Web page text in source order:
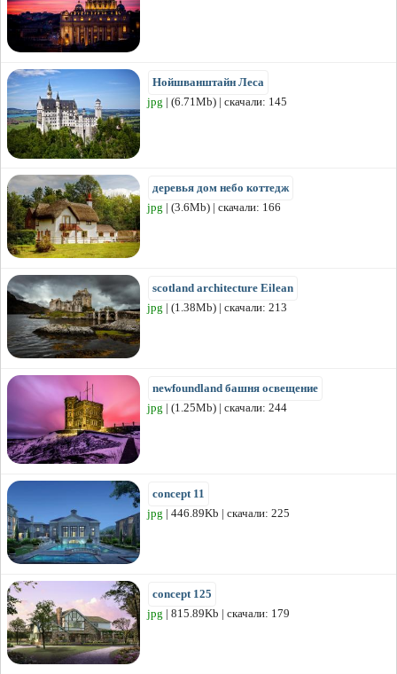
Нойшванштайн Леса
jpg | (6.71Mb) | скачали: 145
деревья дом небо коттедж
jpg | (3.6Mb) | скачали: 166
scotland architecture Eilean
jpg | (1.38Mb) | скачали: 213
newfoundland башня освещение
jpg | (1.25Mb) | скачали: 244
concept 11
jpg | 446.89Kb | скачали: 225
concept 125
jpg | 815.89Kb | скачали: 179